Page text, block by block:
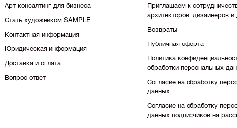
Арт-консалтинг для бизнеса
Стать художником SAMPLE
Контактная информация
Юридическая информация
Доставка и оплата
Вопрос-ответ
Приглашаем к
архитекторов, дизайнеров и
Возвраты
Публичная оферта
Политика
обработки персональных
Согласие на обработку
данных
Согласие на обработку
данных подписчиков на